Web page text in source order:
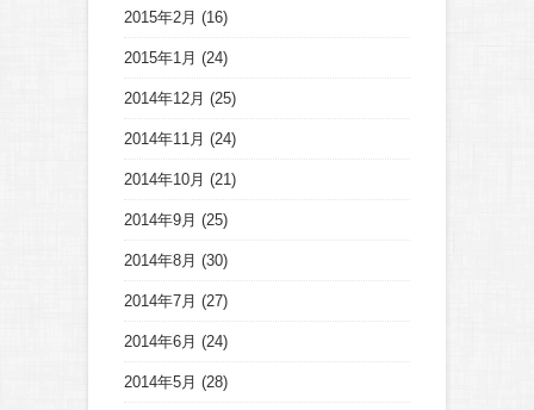
2015年2月 (16)
2015年1月 (24)
2014年12月 (25)
2014年11月 (24)
2014年10月 (21)
2014年9月 (25)
2014年8月 (30)
2014年7月 (27)
2014年6月 (24)
2014年5月 (28)